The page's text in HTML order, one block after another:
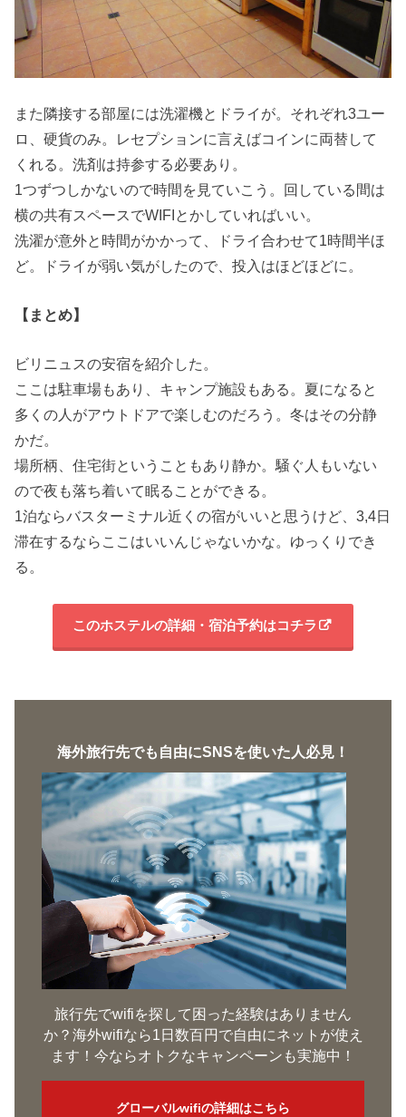
また隣接する部屋には洗濯機とドライが。それぞれ3ユー
ロ、硬貨のみ。レセプションに言えばコインに両替して
くれる。洗剤は持参する必要あり。
1つずつしかないので時間を見ていこう。回している間は
横の共有スペースでWIFIとかしていればいい。
洗濯が意外と時間がかかって、ドライ合わせて1時間半ほ
ど。ドライが弱い気がしたので、投入はほどほどに。
【まとめ】
ビリニュスの安宿を紹介した。
ここは駐車場もあり、キャンプ施設もある。夏になると
多くの人がアウトドアで楽しむのだろう。冬はその分静
かだ。
場所柄、住宅街ということもあり静か。騒ぐ人もいない
ので夜も落ち着いて眠ることができる。
1泊ならバスターミナル近くの宿がいいと思うけど、3,4日
滞在するならここはいいんじゃないかな。ゆっくりでき
る。
このホステルの詳細・宿泊予約はコチラ
海外旅行先でも自由にSNSを使いた人必見！
旅行先でwifiを探して困った経験はありません
か？海外wifiなら1日数百円で自由にネットが使え
ます！今ならオトクなキャンペーンも実施中！
グローバルwifiの詳細はこちら